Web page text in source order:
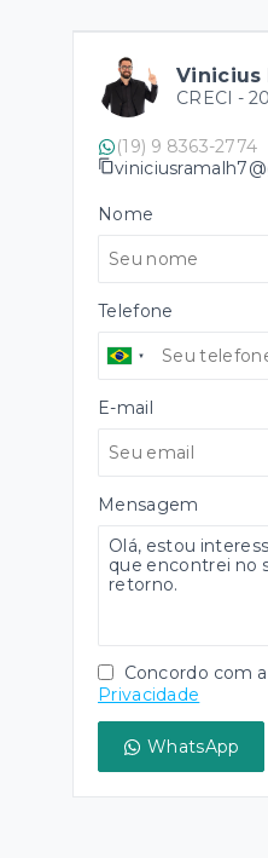
Vinicius
CRECI -
(19) 9 8363-2774
Nome
Telefone
E-mail
Mensagem
Concordo com a
Privacidade
WhatsApp